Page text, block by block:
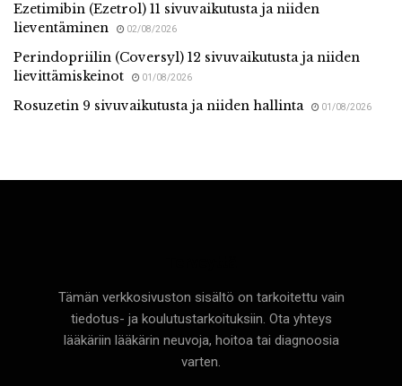
Ezetimibin (Ezetrol) 11 sivuvaikutusta ja niiden
lieventäminen
02/08/2026
Perindopriilin (Coversyl) 12 sivuvaikutusta ja niiden
lievittämiskeinot
01/08/2026
Rosuzetin 9 sivuvaikutusta ja niiden hallinta 01/08/2026
Tämän verkkosivuston sisältö on tarkoitettu vain
tiedotus- ja koulutustarkoituksiin. Ota yhteys
lääkäriin lääkärin neuvoja, hoitoa tai diagnoosia
varten.